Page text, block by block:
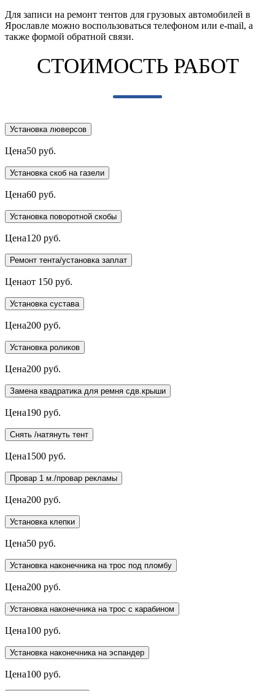
Для записи на ремонт тентов для грузовых автомобилей в
Ярославле можно воспользоваться телефоном или e-mail, а
также формой обратной связи.
CТОИМОСТЬ РАБОТ
Установка люверсов
Цена50 руб.
Установка скоб на газели
Цена60 руб.
Установка поворотной скобы
Цена120 руб.
Ремонт тента/установка заплат
Ценаот 150 руб.
Установка сустава
Цена200 руб.
Установка роликов
Цена200 руб.
Замена квадратика для ремня сдв.крыши
Цена190 руб.
Снять /натянуть тент
Цена1500 руб.
Провар 1 м./провар рекламы
Цена200 руб.
Установка клепки
Цена50 руб.
Установка наконечника на трос под пломбу
Цена200 руб.
Установка наконечника на трос с карабином
Цена100 руб.
Установка наконечника на эспандер
Цена100 руб.